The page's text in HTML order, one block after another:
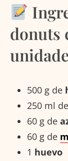
donuts
500 g de
250 ml de
60 g de
60 g de
1 huevo